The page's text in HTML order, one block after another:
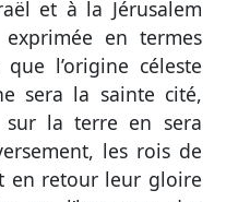
et à la Jérusalem
en termes
l’origine céleste
sera la sainte cité,
la terre en sera
les rois de
en retour leur gloire